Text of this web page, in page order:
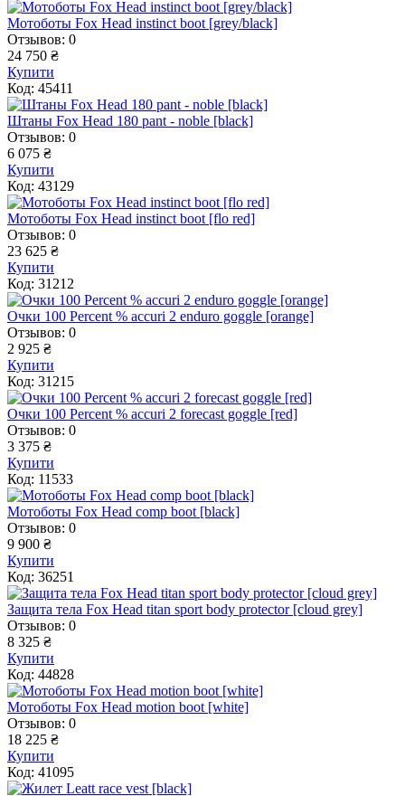
Мотоботы Fox Head instinct boot [grey/black]
Отзывов: 0
24 750 ₴
Купити
Код: 45411
Штаны Fox Head 180 pant - noble [black]
Отзывов: 0
6 075 ₴
Купити
Код: 43129
Мотоботы Fox Head instinct boot [flo red]
Отзывов: 0
23 625 ₴
Купити
Код: 31212
Очки 100 Percent % accuri 2 enduro goggle [orange]
Отзывов: 0
2 925 ₴
Купити
Код: 31215
Очки 100 Percent % accuri 2 forecast goggle [red]
Отзывов: 0
3 375 ₴
Купити
Код: 11533
Мотоботы Fox Head comp boot [black]
Отзывов: 0
9 900 ₴
Купити
Код: 36251
Защита тела Fox Head titan sport body protector [cloud grey]
Отзывов: 0
8 325 ₴
Купити
Код: 44828
Мотоботы Fox Head motion boot [white]
Отзывов: 0
18 225 ₴
Купити
Код: 41095